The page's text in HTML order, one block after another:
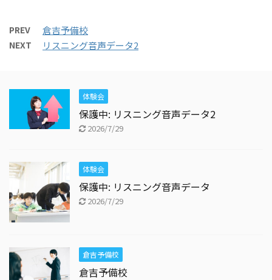
PREV 倉吉予備校
NEXT リスニング音声データ2
体験会
保護中: リスニング音声データ2
2026/7/29
体験会
保護中: リスニング音声データ
2026/7/29
倉吉予備校
倉吉予備校